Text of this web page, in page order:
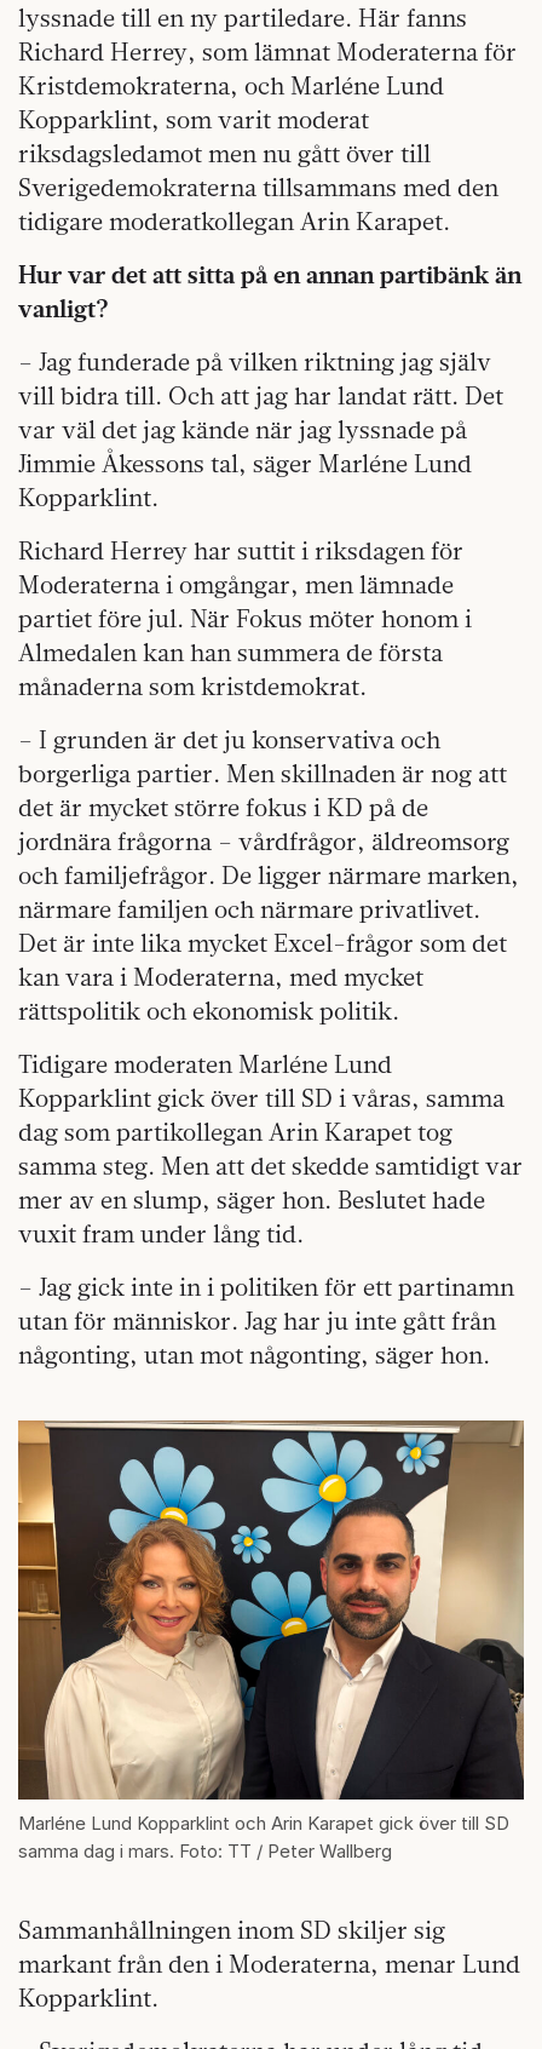
lyssnade till en ny partiledare. Här fanns
Richard Herrey, som lämnat Moderaterna för
Kristdemokraterna, och Marléne Lund
Kopparklint, som varit moderat
riksdagsledamot men nu gått över till
Sverigedemokraterna tillsammans med den
tidigare moderatkollegan Arin Karapet.
Hur var det att sitta på en annan partibänk än
vanligt?
– Jag funderade på vilken riktning jag själv
vill bidra till. Och att jag har landat rätt. Det
var väl det jag kände när jag lyssnade på
Jimmie Åkessons tal, säger Marléne Lund
Kopparklint.
Richard Herrey har suttit i riksdagen för
Moderaterna i omgångar, men lämnade
partiet före jul. När Fokus möter honom i
Almedalen kan han summera de första
månaderna som kristdemokrat.
– I grunden är det ju konservativa och
borgerliga partier. Men skillnaden är nog att
det är mycket större fokus i KD på de
jordnära frågorna – vårdfrågor, äldreomsorg
och familjefrågor. De ligger närmare marken,
närmare familjen och närmare privatlivet.
Det är inte lika mycket Excel-frågor som det
kan vara i Moderaterna, med mycket
rättspolitik och ekonomisk politik.
Tidigare moderaten Marléne Lund
Kopparklint gick över till SD i våras, samma
dag som partikollegan Arin Karapet tog
samma steg. Men att det skedde samtidigt var
mer av en slump, säger hon. Beslutet hade
vuxit fram under lång tid.
– Jag gick inte in i politiken för ett partinamn
utan för människor. Jag har ju inte gått från
någonting, utan mot någonting, säger hon.
Marléne Lund Kopparklint och Arin Karapet gick över till SD
samma dag i mars. Foto: TT / Peter Wallberg
Sammanhållningen inom SD skiljer sig
markant från den i Moderaterna, menar Lund
Kopparklint.